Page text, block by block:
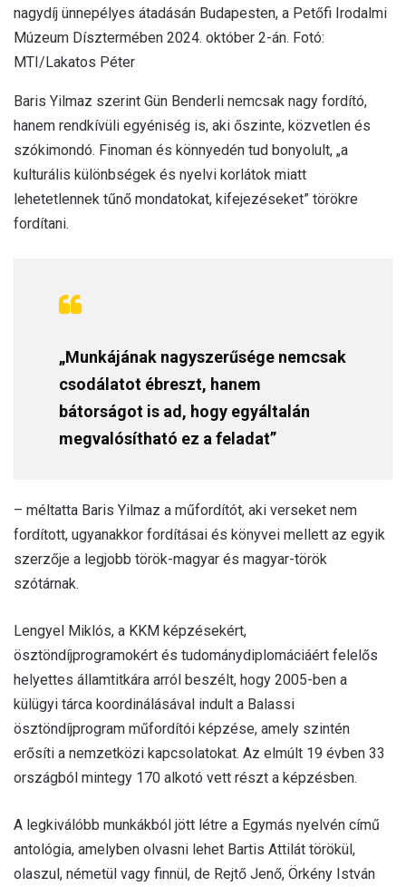
nagydíj ünnepélyes átadásán Budapesten, a Petőfi Irodalmi
Múzeum Dísztermében 2024. október 2-án. Fotó:
MTI/Lakatos Péter
Baris Yilmaz szerint Gün Benderli nemcsak nagy fordító,
hanem rendkívüli egyéniség is, aki őszinte, közvetlen és
szókimondó. Finoman és könnyedén tud bonyolult, „a
kulturális különbségek és nyelvi korlátok miatt
lehetetlennek tűnő mondatokat, kifejezéseket” törökre
fordítani.
„Munkájának nagyszerűsége nemcsak
csodálatot ébreszt, hanem
bátorságot is ad, hogy egyáltalán
megvalósítható ez a feladat”
– méltatta Baris Yilmaz a műfordítót, aki verseket nem
fordított, ugyanakkor fordításai és könyvei mellett az egyik
szerzője a legjobb török-magyar és magyar-török
szótárnak.
Lengyel Miklós, a KKM képzésekért,
ösztöndíjprogramokért és tudománydiplomáciáért felelős
helyettes államtitkára arról beszélt, hogy 2005-ben a
külügyi tárca koordinálásával indult a Balassi
ösztöndíjprogram műfordítói képzése, amely szintén
erősíti a nemzetközi kapcsolatokat. Az elmúlt 19 évben 33
országból mintegy 170 alkotó vett részt a képzésben.
A legkiválóbb munkákból jött létre a Egymás nyelvén című
antológia, amelyben olvasni lehet Bartis Attilát törökül,
olaszul, németül vagy finnül, de Rejtő Jenő, Örkény István